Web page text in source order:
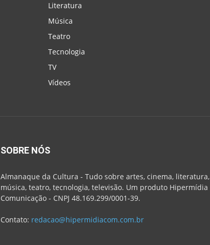
Literatura
Música
Teatro
Tecnologia
TV
Vídeos
SOBRE NÓS
Almanaque da Cultura - Tudo sobre artes, cinema, literatura,
música, teatro, tecnologia, televisão. Um produto Hipermídia
Comunicação - CNPJ 48.169.299/0001-39.
Contato: redacao@hipermidiacom.com.br